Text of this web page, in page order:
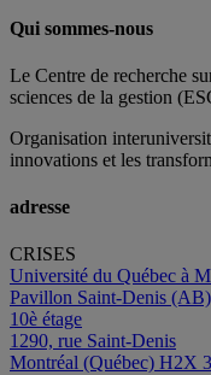
Qui sommes-nous
Le Centre de recherche
sciences de la gestion
Organisation
innovations et les
adresse
CRISES
Université du Québec à
Pavillon Saint-Denis (AB)
10è étage
1290, rue Saint-Denis
Montréal (Québec) H2X